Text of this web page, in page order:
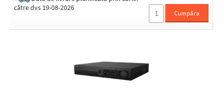
către dvs 19-08-2026
Cumpăra